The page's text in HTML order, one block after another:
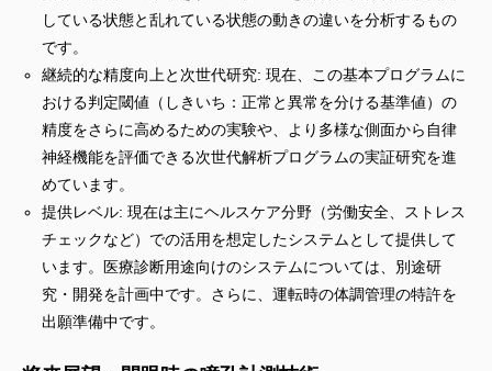
している状態と乱れている状態の動きの違いを分析するもの
です。
継続的な精度向上と次世代研究: 現在、この基本プログラムに
おける判定閾値（しきいち：正常と異常を分ける基準値）の
精度をさらに高めるための実験や、より多様な側面から自律
神経機能を評価できる次世代解析プログラムの実証研究を進
めています。
提供レベル: 現在は主にヘルスケア分野（労働安全、ストレス
チェックなど）での活用を想定したシステムとして提供して
います。医療診断用途向けのシステムについては、別途研
究・開発を計画中です。さらに、運転時の体調管理の特許を
出願準備中です。